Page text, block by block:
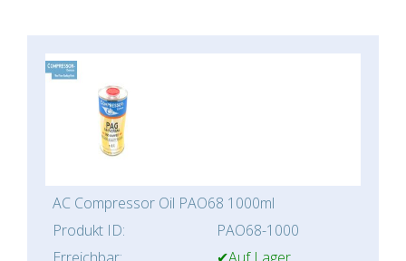
AC Compressor Oil PAO68 1000ml
Produkt ID:
PAO68-1000